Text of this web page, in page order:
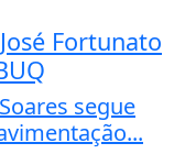
Fortunato
segue